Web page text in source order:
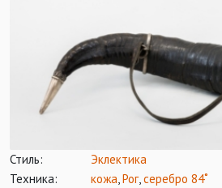
Стиль:
Эклектика
Техника:
кожа,Рог,серебро 84˚